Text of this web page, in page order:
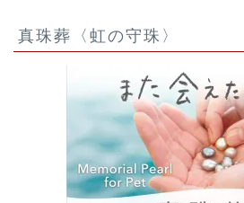
真珠葬〈虹の守珠〉